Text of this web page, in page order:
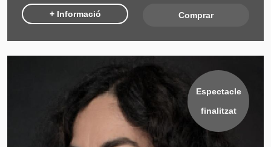
+ Informació Comprar
Espectacle
finalitzat